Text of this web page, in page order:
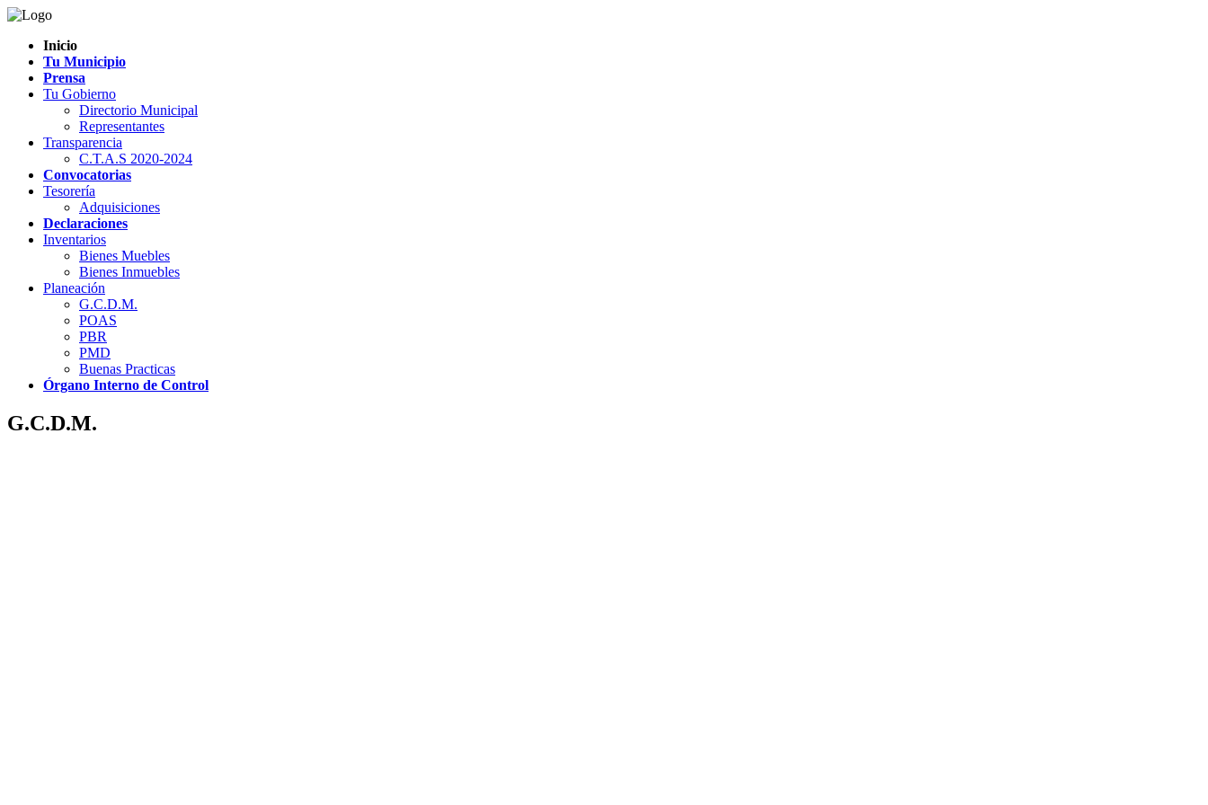
Inicio
Tu Municipio
Prensa
Tu Gobierno
Directorio Municipal
Representantes
Transparencia
C.T.A.S 2020-2024
Convocatorias
Tesorería
Adquisiciones
Declaraciones
Inventarios
Bienes Muebles
Bienes Inmuebles
Planeación
G.C.D.M.
POAS
PBR
PMD
Buenas Practicas
Órgano Interno de Control
G.C.D.M.